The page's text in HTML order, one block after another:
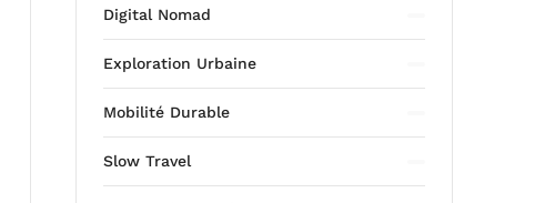
Digital Nomad
Exploration Urbaine
Mobilité Durable
Slow Travel